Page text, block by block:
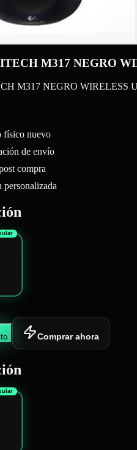
M317 NEGRO
M317 NEGRO WIRELESS
físico nuevo
de envío
compra
personalizada
Comprar ahora